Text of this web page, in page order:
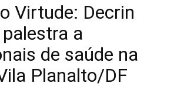
Virtude: Decrin
a
de saúde na
Planalto/DF